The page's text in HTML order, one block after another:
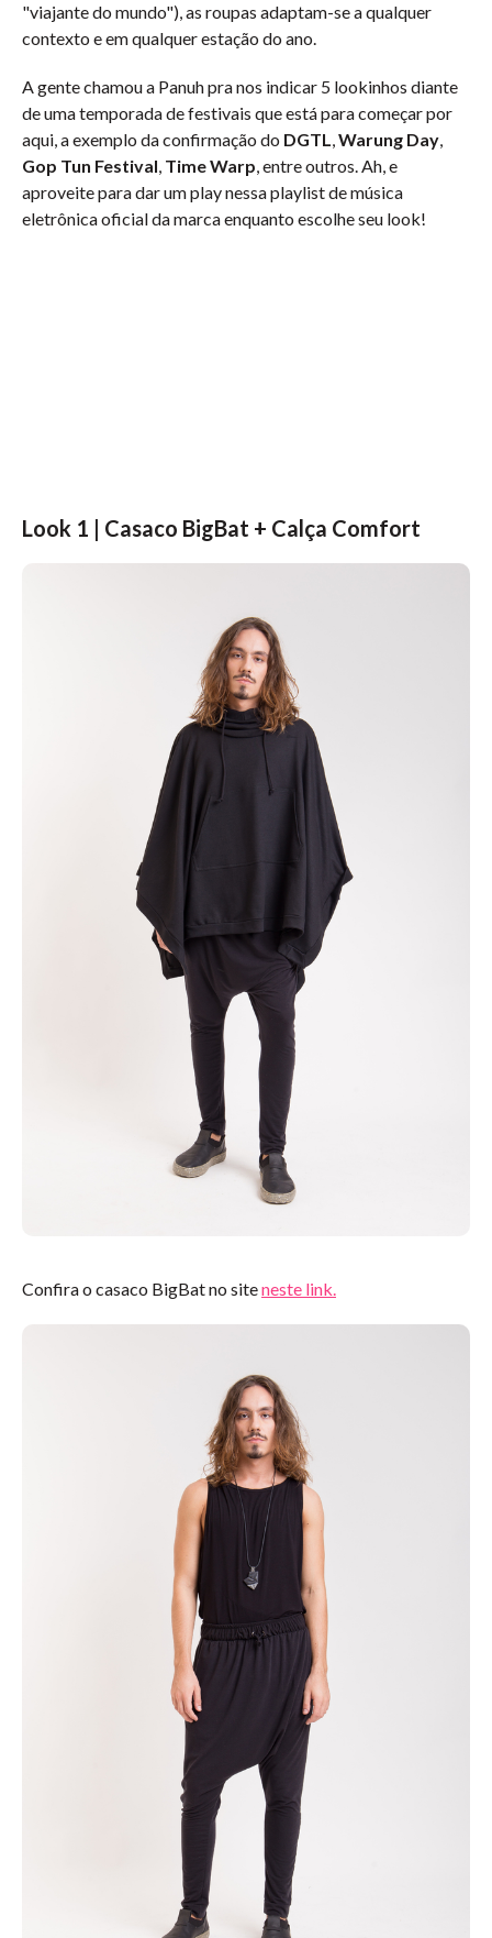
"viajante do mundo"), as roupas adaptam-se a qualquer
contexto e em qualquer estação do ano.
A gente chamou a Panuh pra nos indicar 5 lookinhos diante
de uma temporada de festivais que está para começar por
aqui, a exemplo da confirmação do DGTL,Warung Day,
Gop Tun Festival, Time Warp, entre outros. Ah, e
aproveite para dar um play nessa playlist de música
eletrônica oficial da marca enquanto escolhe seu look!
Look 1 | Casaco BigBat + Calça Comfort
Confira o casaco BigBat no siteneste link.